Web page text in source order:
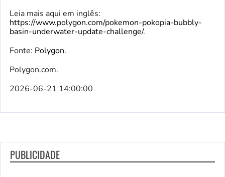
Leia mais aqui em inglês:
https://www.polygon.com/pokemon-pokopia-bubbly-
basin-underwater-update-challenge/.
Fonte: Polygon.
Polygon.com.
2026-06-21 14:00:00
PUBLICIDADE